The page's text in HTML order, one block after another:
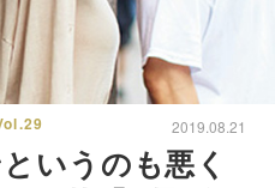
2019.08.21
いうのも悪く